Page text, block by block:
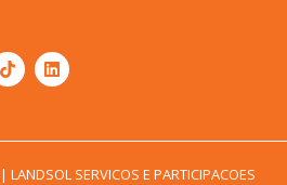
SERVICOS E PARTICIPACOES